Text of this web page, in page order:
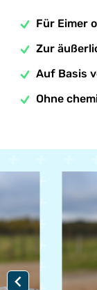
Für Eimer
Zur
Auf Basis
Ohne